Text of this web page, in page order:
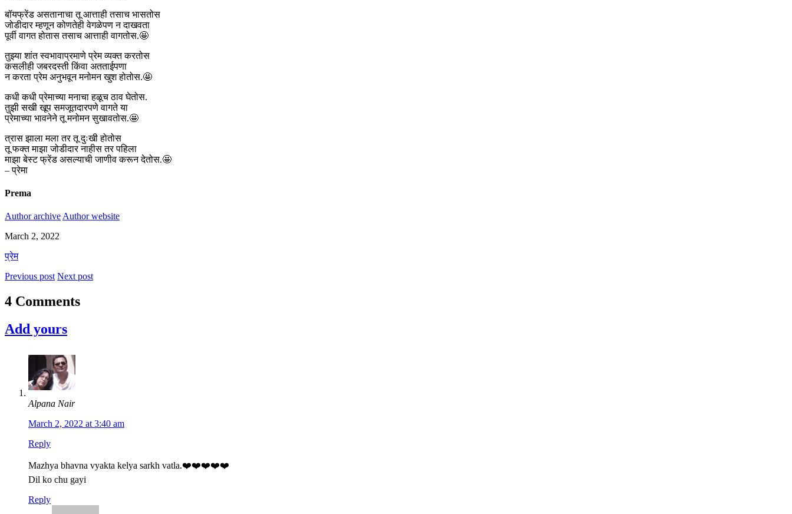
बॉयफ्रेंड असतानाचा तू आत्ताही तसाच भासतोस
जोडीदार म्हणून कोणतेही वेगळेपण न दाखवता
पूर्वी वागत होतास तसाच आत्ताही वागतोस.🤩
तुझ्या शांत स्वभावाप्रमाणे प्रेम व्यक्त करतोस
कसलीही जबरदस्ती किंवा अतताईपणा
न करता प्रेम अनुभवून मनोमन खुश होतोस.🤩
कधी कधी प्रेमाच्या मनाचा हळूच ठाव घेतोस.
तुझी सखी खूप समजूतदारपणे वागते या
प्रेमाच्या भावनेने तू मनोमन सुखावतोस.🤩
त्रास झाला मला तर तू दुःखी होतोस
तू फक्त माझा जोडीदार नाहीस तर पहिला
माझा बेस्ट फ्रेंड असल्याची जाणीव करून देतोस.🤩
– प्रेमा
Prema
Author archiveAuthor website
March 2, 2022
प्रेम
Previous post Next post
4 Comments
Add yours
Alpana Nair
March 2, 2022 at 3:40 am
Reply
Mazhya bhavna vyakta kelya sarkh vatla.❤️❤️❤️❤️❤️
Dil ko chu gayi
Reply